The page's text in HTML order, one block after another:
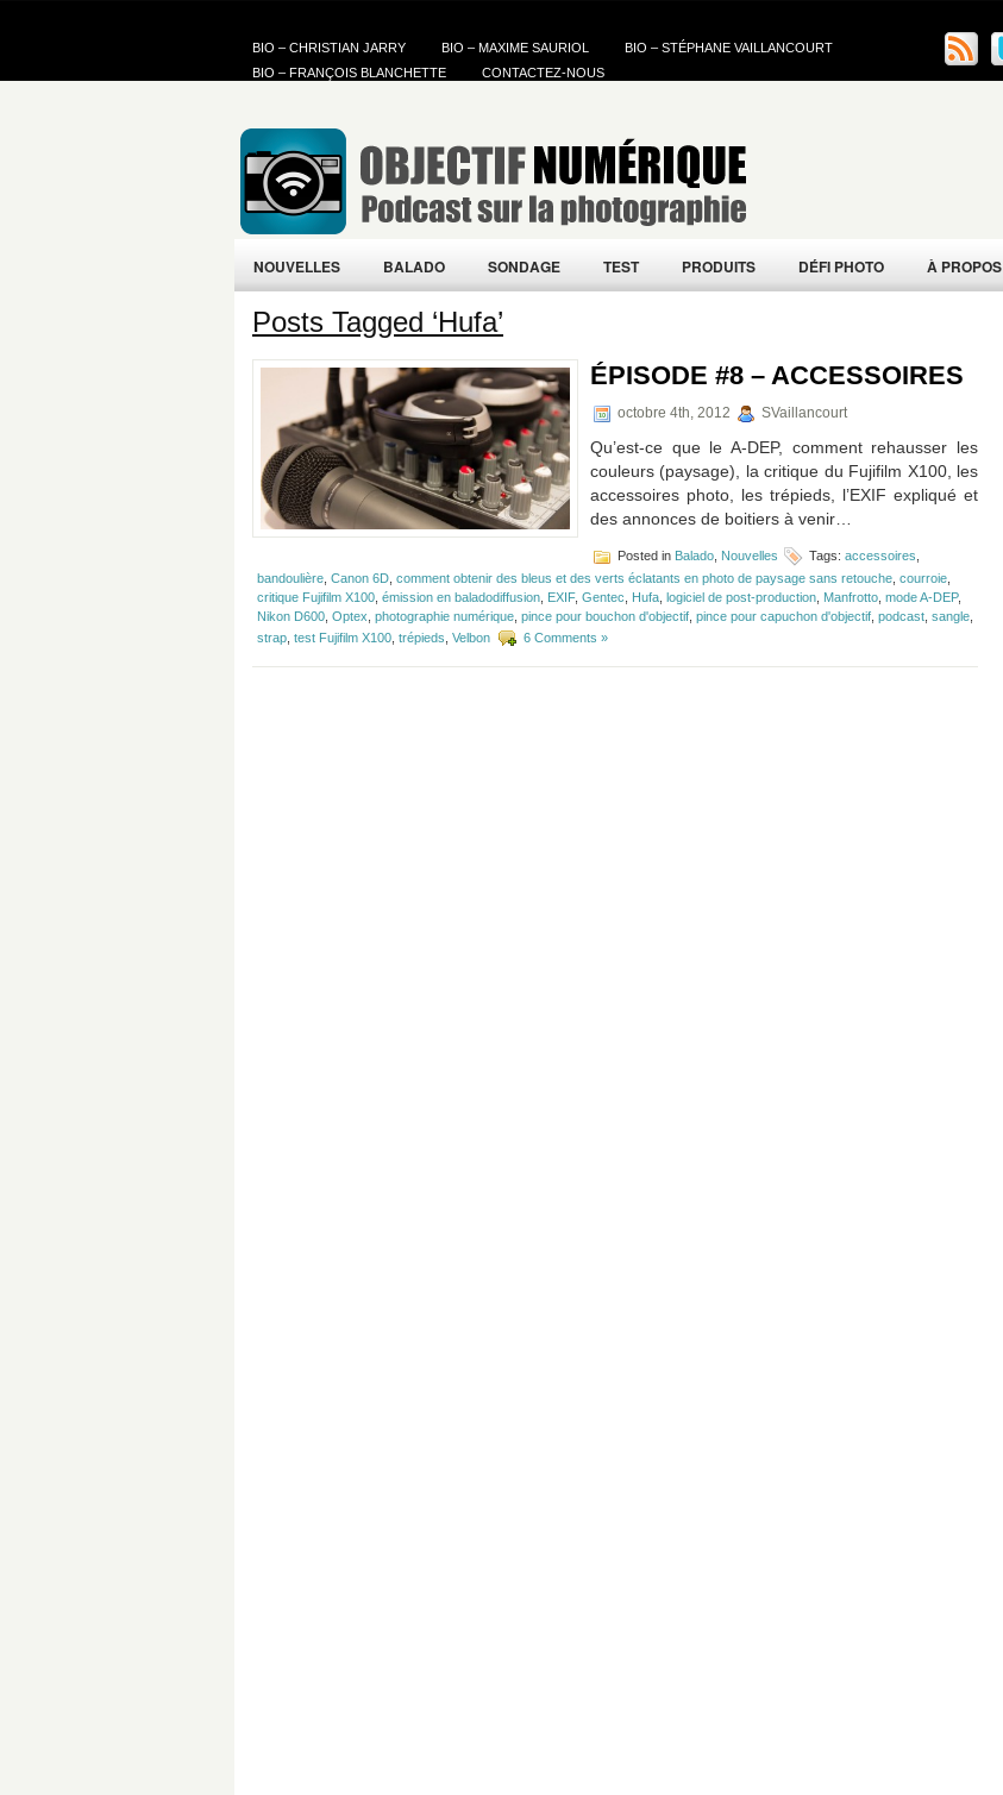
BIO – CHRISTIAN JARRY BIO – MAXIME SAURIOL
BIO – STÉPHANE VAILLANCOURT
BIO – FRANÇOIS BLANCHETTE
CONTACTEZ-NOUS
NOUVELLES BALADO SONDAGE TEST PRODUITS DÉFI PHOTO À PROPOS
Posts Tagged ‘Hufa’
ÉPISODE #8 – ACCESSOIRES
octobre 4th, 2012 SVaillancourt
Qu’est-ce que le A-DEP, comment rehausser les
couleurs (paysage), la critique du Fujifilm X100, les
accessoires photo, les trépieds, l’EXIF expliqué et
des annonces de boitiers à venir…
Posted in Balado Nouvelles Tags: accessoires
bandoulière Canon 6D comment obtenir des bleus et des verts éclatants en photo de paysage sans retouche courroie
critique Fujifilm X100 émission en baladodiffusion EXIF, Gentec Hufa logiciel de post-production Manfrotto mode A-DEP,
Nikon D600 Optex photographie numérique pince pour bouchon d'objectif pince pour capuchon d'objectif podcast sangle
strap test Fujifilm X100 trépieds Velbon 6 Comments »